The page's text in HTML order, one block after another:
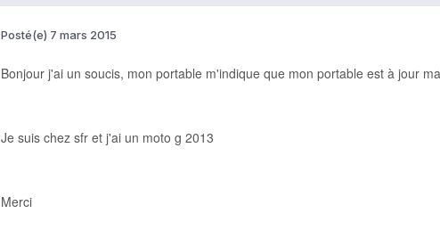
Posté(e) 7 mars 2015
Bonjour j'ai un soucis, mon portable m'indique que mon portable est à jour
Je suis chez sfr et j'ai un moto g 2013
Merci